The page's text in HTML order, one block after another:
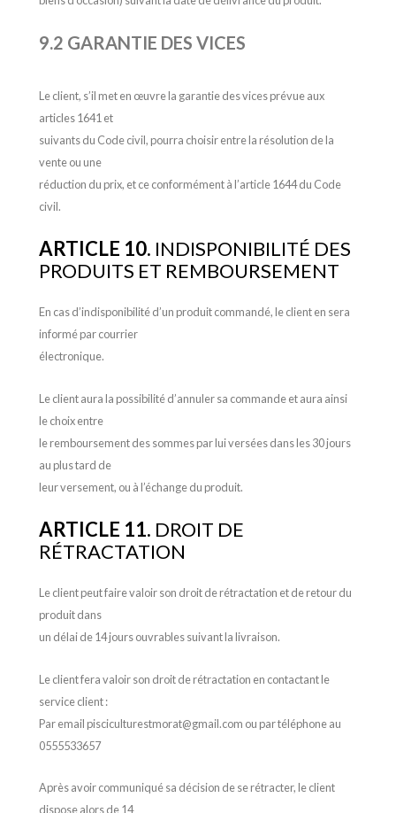
9.2 GARANTIE DES VICES
Le client, s’il met en œuvre la garantie des vices prévue aux
articles 1641 et
suivants du Code civil, pourra choisir entre la résolution de la
vente ou une
réduction du prix, et ce conformément à l’article 1644 du Code
civil.
ARTICLE 10. INDISPONIBILITÉ DES
PRODUITS ET REMBOURSEMENT
En cas d’indisponibilité d’un produit commandé, le client en sera
informé par courrier
électronique.
Le client aura la possibilité d’annuler sa commande et aura ainsi
le choix entre
le remboursement des sommes par lui versées dans les 30 jours
au plus tard de
leur versement, ou à l’échange du produit.
ARTICLE 11. DROIT DE
RÉTRACTATION
Le client peut faire valoir son droit de rétractation et de retour du
produit dans
un délai de 14 jours ouvrables suivant la livraison.
Le client fera valoir son droit de rétractation en contactant le
service client :
Par email pisciculturestmorat@gmail.com ou par téléphone au
0555533657
Après avoir communiqué sa décision de se rétracter, le client
dispose alors de 14